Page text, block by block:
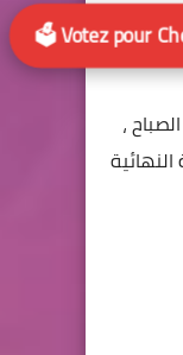
في الصباح ،
🗳️ Votez pour